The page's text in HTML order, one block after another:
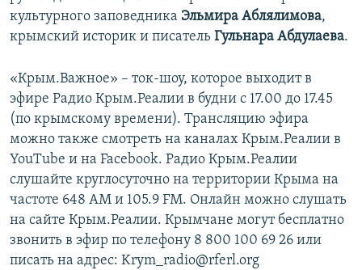
культурного заповедника Эльмира Аблялимова,
крымский историк и писатель Гульнара Абдулаева.
«Крым.Важное» – ток-шоу, которое выходит в
эфире Радио Крым.Реалии в будни с 17.00 до 17.45
(по крымскому времени). Трансляцию эфира
можно также смотреть на каналах Крым.Реалии в
YouTube и на Facebook. Радио Крым.Реалии
слушайте круглосуточно на территории Крыма на
частоте 648 АМ и 105.9 FМ. Онлайн можно слушать
на сайте Крым.Реалии. Крымчане могут бесплатно
звонить в эфир по телефону 8 800 100 69 26 или
писать на адрес: Krym_radio@rferl.org